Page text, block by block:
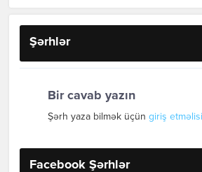
Şərhlər
Bir cavab yazın
Şərh yaza bilmək üçün giriş
Facebook Şərhlər